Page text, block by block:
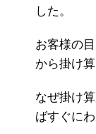
した。
お客様の
から掛け
なぜ掛け
ばすぐにわ